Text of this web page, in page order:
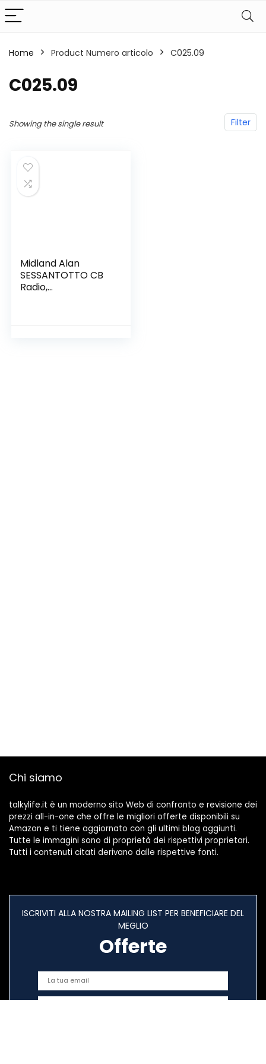
Home Product Numero articolo ‎C025.09
‎C025.09
Filter
Showing the single result
Midland Alan
SESSANTOTTO CB
Radio,
Chi siamo
talkylife.it è un moderno sito Web di confronto e revisione dei
prezzi all-in-one che offre le migliori offerte disponibili su
Amazon e ti tiene aggiornato con gli ultimi blog aggiunti.
Tutte le immagini sono di proprietà dei rispettivi proprietari.
Tutti i contenuti citati derivano dalle rispettive fonti.
ISCRIVITI ALLA NOSTRA MAILING LIST PER BENEFICIARE DEL
MEGLIO
Offerte